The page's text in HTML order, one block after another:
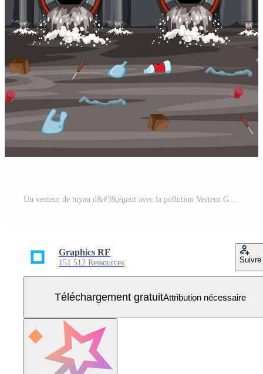
Un vecteur de tuyau d&#39;égout avec la pollution Vecteur Gratuit
Graphics RF
151 512 Ressources Suivre
Téléchargement gratuitAttribution nécessaire